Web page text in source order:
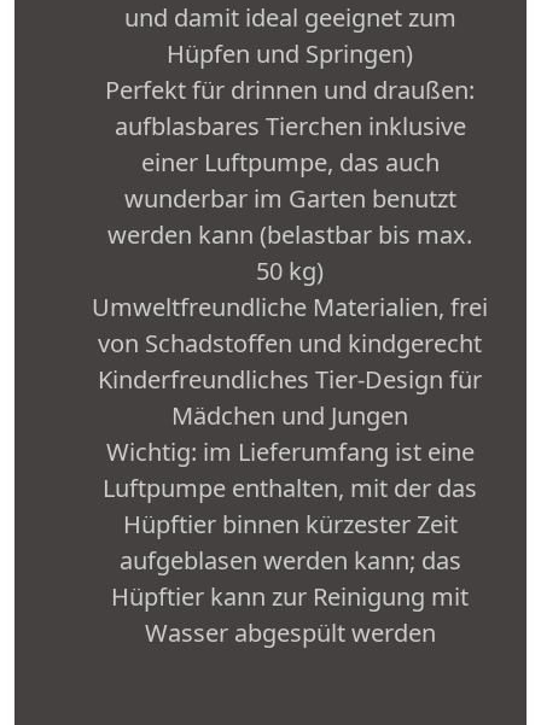
und damit ideal geeignet zum
Hüpfen und Springen)
Perfekt für drinnen und draußen:
aufblasbares Tierchen inklusive
einer Luftpumpe, das auch
wunderbar im Garten benutzt
werden kann (belastbar bis max.
50 kg)
Umweltfreundliche Materialien, frei
von Schadstoffen und kindgerecht
Kinderfreundliches Tier-Design für
Mädchen und Jungen
Wichtig: im Lieferumfang ist eine
Luftpumpe enthalten, mit der das
Hüpftier binnen kürzester Zeit
aufgeblasen werden kann; das
Hüpftier kann zur Reinigung mit
Wasser abgespült werden